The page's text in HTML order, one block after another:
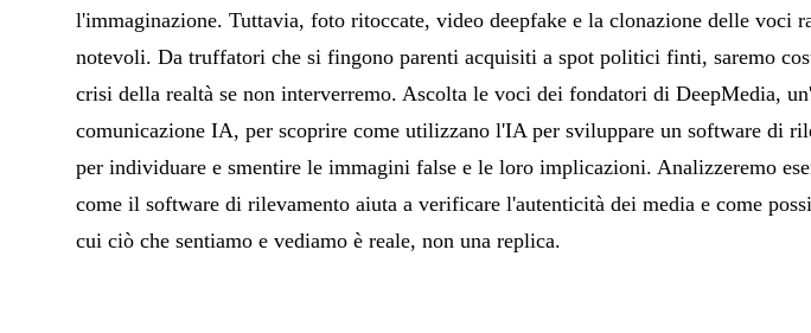
l'immaginazione. Tuttavia, foto ritoccate, video deepfake e la clonazione delle voci
notevoli. Da truffatori che si fingono parenti acquisiti a spot politici finti, saremo
crisi della realtà se non interverremo. Ascolta le voci dei fondatori di DeepMedia,
comunicazione IA, per scoprire come utilizzano l'IA per sviluppare un software di
per individuare e smentire le immagini false e le loro implicazioni. Analizzeremo
come il software di rilevamento aiuta a verificare l'autenticità dei media e come
cui ciò che sentiamo e vediamo è reale, non una replica.